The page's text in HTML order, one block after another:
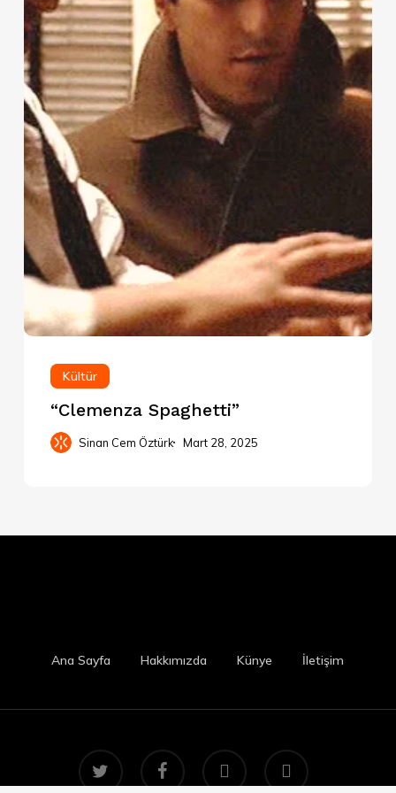
Kültür
“Clemenza Spaghetti”
Sinan Cem Öztürk Mart 28, 2025
Ana Sayfa Hakkımızda Künye İletişim
twitter facebook RSS instagram